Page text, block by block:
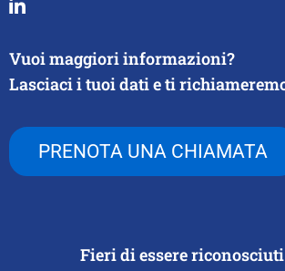
Vuoi maggiori informazioni?
Lasciaci i tuoi dati e ti
PRENOTA UNA CHIAMATA
Fieri di essere